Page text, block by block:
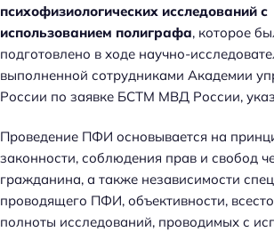
психофизиологических исследований с
использованием полиграфа, которое
подготовлено в ходе научно-
выполненной сотрудниками Академии
России по заявке БСТМ МВД России,
Проведение ПФИ основывается на
законности, соблюдения прав и свобод
гражданина, а также независимости
проводящего ПФИ, объективности,
полноты исследований, проводимых с